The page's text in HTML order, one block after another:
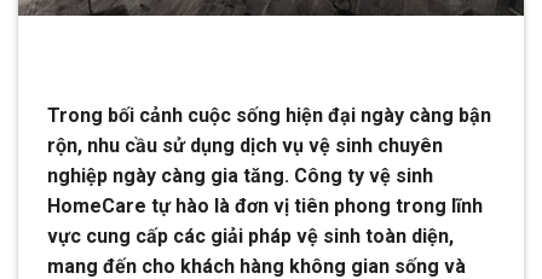
Trong bối cảnh cuộc sống hiện đại ngày càng bận
rộn, nhu cầu sử dụng dịch vụ vệ sinh chuyên
nghiệp ngày càng gia tăng. Công ty vệ sinh
HomeCare tự hào là đơn vị tiên phong trong lĩnh
vực cung cấp các giải pháp vệ sinh toàn diện,
mang đến cho khách hàng không gian sống và